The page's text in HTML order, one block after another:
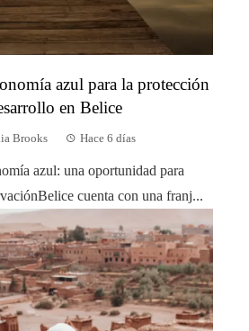
azul para la protección
en Belice
Brooks Hace 6 días
azul: una oportunidad para
cuenta con una franj...